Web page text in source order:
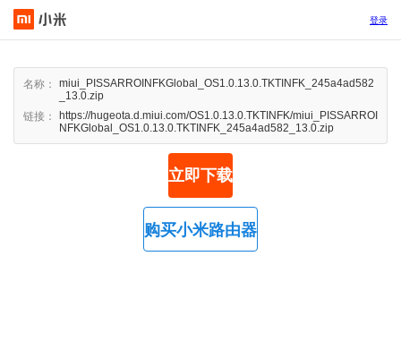
登录
名称：
miui_PISSARROINFKGlobal_OS1.0.13.0.TKTINFK_245a4ad582
_13.0.zip
链接：
https://hugeota.d.miui.com/OS1.0.13.0.TKTINFK/miui_PISSARROI
NFKGlobal_OS1.0.13.0.TKTINFK_245a4ad582_13.0.zip
立即下载
购买小米路由器